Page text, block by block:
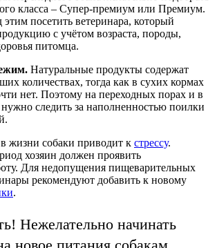
класса – Супер-премиум или Премиум.
посетить ветеринара, который
с учётом возраста, породы,
питомца.
Натуральные продукты содержат
количествах, тогда как в сухих кормах
нет. Поэтому на переходных порах и в
следить за наполненностью поилки
жизни собаки приводит к стрессу.
хозяин должен проявить
Для недопущения пищеварительных
рекомендуют добавить к новому
.
Нежелательно начинать